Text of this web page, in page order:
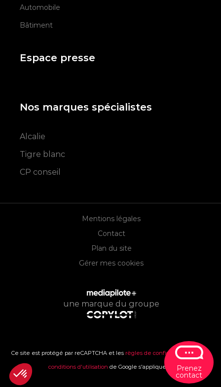
Prenez
contact
Automobile
Bâtiment
Espace presse
Nos marques spécialistes
Alcalie
Tigre blanc
CP conseil
Mentions légales
Contact
Plan du site
Gérer mes cookies
une marque du groupe
Ce site est protégé par reCAPTCHA et les règles de confidentialitéet les
conditions d'utilisation de Google s'appliquent.